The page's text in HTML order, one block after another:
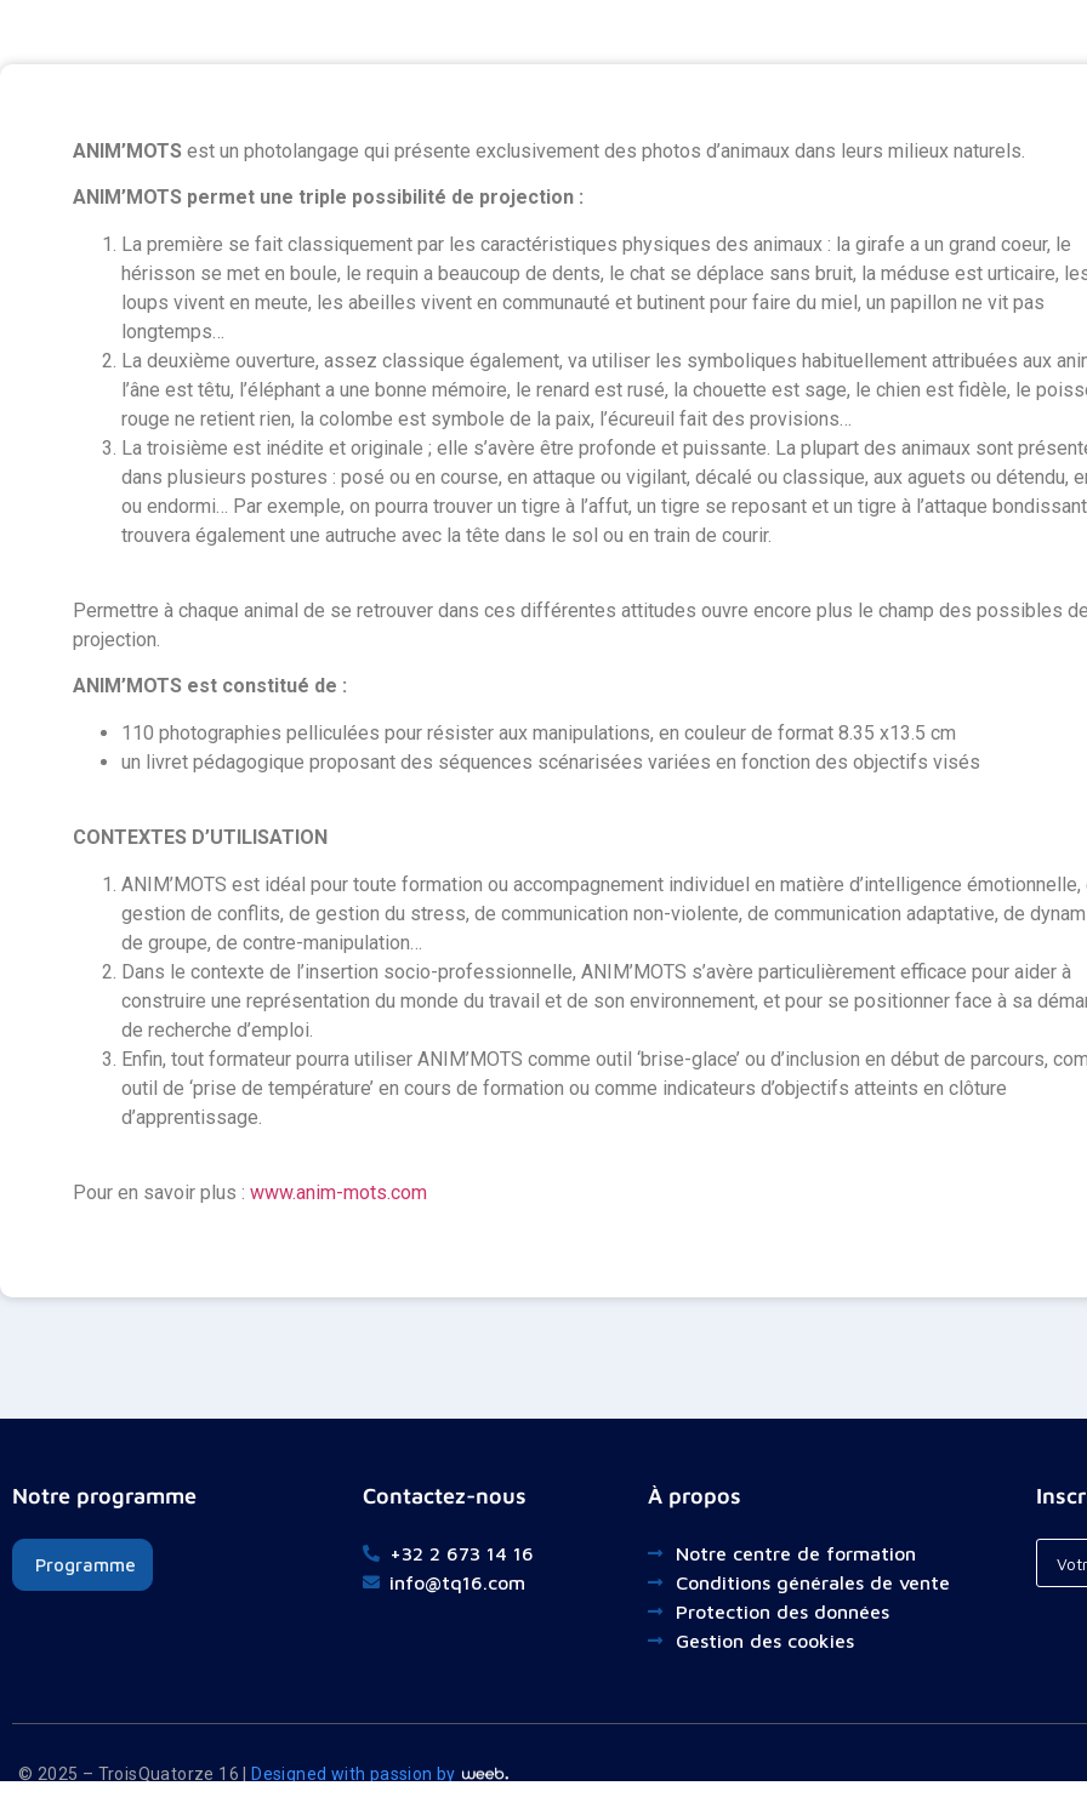
ANIM’MOTS est un photolangage qui présente exclusivement des photos d’animaux dans leurs milieux naturels.
ANIM’MOTS permet une triple possibilité de projection :
La première se fait classiquement par les caractéristiques physiques des animaux : la girafe a un grand coeur, le
hérisson se met en boule, le requin a beaucoup de dents, le chat se déplace sans bruit, la méduse est urticaire,
loups vivent en meute, les abeilles vivent en communauté et butinent pour faire du miel, un papillon ne vit pas
longtemps…
La deuxième ouverture, assez classique également, va utiliser les symboliques habituellement attribuées aux
l’âne est têtu, l’éléphant a une bonne mémoire, le renard est rusé, la chouette est sage, le chien est fidèle, le
rouge ne retient rien, la colombe est symbole de la paix, l’écureuil fait des provisions…
La troisième est inédite et originale ; elle s’avère être profonde et puissante. La plupart des animaux sont
dans plusieurs postures : posé ou en course, en attaque ou vigilant, décalé ou classique, aux aguets ou détendu,
ou endormi… Par exemple, on pourra trouver un tigre à l’affut, un tigre se reposant et un tigre à l’attaque
trouvera également une autruche avec la tête dans le sol ou en train de courir.
Permettre à chaque animal de se retrouver dans ces différentes attitudes ouvre encore plus le champ des possibles
projection.
ANIM’MOTS est constitué de :
110 photographies pelliculées pour résister aux manipulations, en couleur de format 8.35 x13.5 cm
un livret pédagogique proposant des séquences scénarisées variées en fonction des objectifs visés
CONTEXTES D’UTILISATION
ANIM’MOTS est idéal pour toute formation ou accompagnement individuel en matière d’intelligence émotionnelle,
gestion de conflits, de gestion du stress, de communication non-violente, de communication adaptative, de
de groupe, de contre-manipulation…
Dans le contexte de l’insertion socio-professionnelle, ANIM’MOTS s’avère particulièrement efficace pour aider à
construire une représentation du monde du travail et de son environnement, et pour se positionner face à sa
de recherche d’emploi.
Enfin, tout formateur pourra utiliser ANIM’MOTS comme outil ‘brise-glace’ ou d’inclusion en début de parcours,
outil de ‘prise de température’ en cours de formation ou comme indicateurs d’objectifs atteints en clôture
d’apprentissage.
Pour en savoir plus : www.anim-mots.com
Notre programme
Programme
Contactez-nous
+32 2 673 14 16
info@tq16.com
À propos
Notre centre de formation
Conditions générales de vente
Protection des données
Gestion des cookies
© 2025 – TroisQuatorze 16 | Designed with passion by